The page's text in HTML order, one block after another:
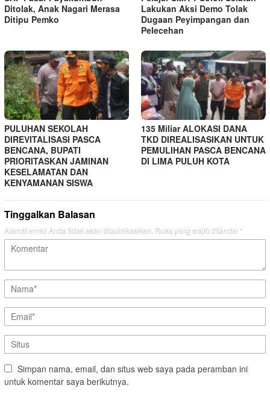
Ditolak, Anak Nagari Merasa
Ditipu Pemko
Lakukan Aksi Demo Tolak
Dugaan Peyimpangan dan
Pelecehan
PULUHAN SEKOLAH
DIREVITALISASI PASCA
BENCANA, BUPATI
PRIORITASKAN JAMINAN
KESELAMATAN DAN
KENYAMANAN SISWA
135 Miliar ALOKASI DANA
TKD DIREALISASIKAN UNTUK
PEMULIHAN PASCA BENCANA
DI LIMA PULUH KOTA
Tinggalkan Balasan
Alamat email Anda tidak akan dipublikasikan. Ruas yang wajib ditandai *
Simpan nama, email, dan situs web saya pada peramban ini
untuk komentar saya berikutnya.